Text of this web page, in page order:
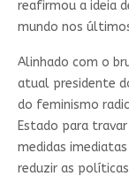
reafirmou a ideia
mundo nos
Alinhado com o
atual presidente
do feminismo
Estado para
medidas
reduzir as